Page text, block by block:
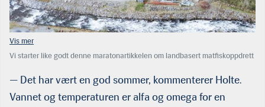
Vi starter like godt denne maratonartikkelen om landbasert matfiskoppdrett
(Foto: Salmon Evolution)
— Det har vært en god sommer, kommenterer Holte.
Vannet og temperaturen er alfa og omega for en